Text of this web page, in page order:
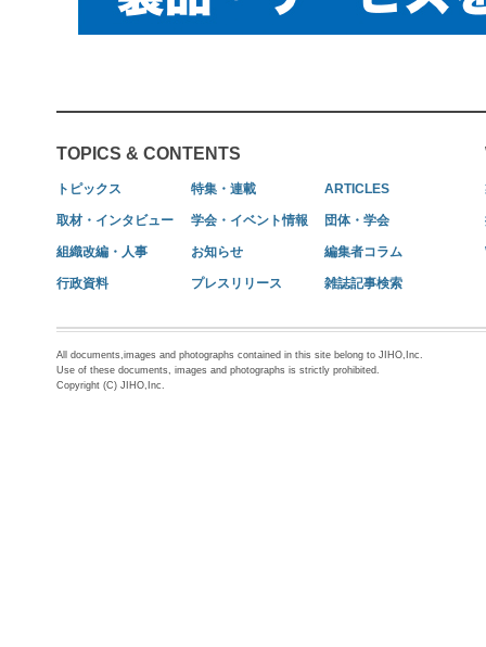
TOPICS & CONTENTS
トピックス 特集・連載 ARTICLES
取材・インタビュー 学会・イベント情報 団体・学会
組織改編・人事 お知らせ 編集者コラム
行政資料 プレスリリース 雑誌記事検索
All documents,images and photographs contained in this site belong to JIHO,Inc.
Use of these documents, images and photographs is strictly prohibited.
Copyright (C) JIHO,Inc.